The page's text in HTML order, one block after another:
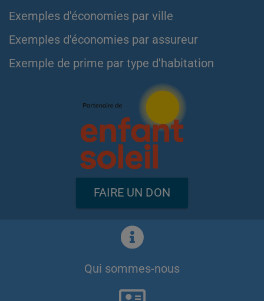
Exemples d'économies par ville
Exemples d'économies par assureur
Exemple de prime par type d'habitation
FAIRE UN DON
Qui sommes-nous